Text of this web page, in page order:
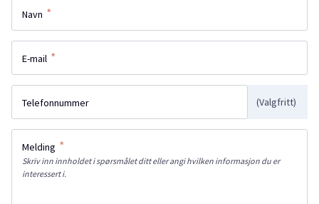
Navn *
E-mail *
Telefonnummer (Valgfritt)
Melding *
Skriv inn innholdet i spørsmålet ditt eller angi hvilken informasjon du er
interessert i.